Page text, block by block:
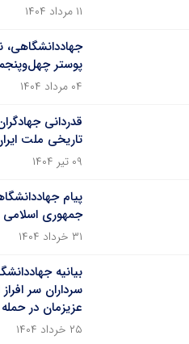
۱۱ مرداد ۱۴۰۴
جهاددانشگاهی،
پوستر
۰۴ مرداد ۱۴۰۴
قدردانی
تاریخی ملت ایران و ۱۲ روز
۰۹ تیر ۱۴۰۴
پیام
جمهوری اسلامی
۳۱ خرداد ۱۴۰۴
بیانیه
سرداران‌ سر
عزیزمان در
۲۵ خرداد ۱۴۰۴